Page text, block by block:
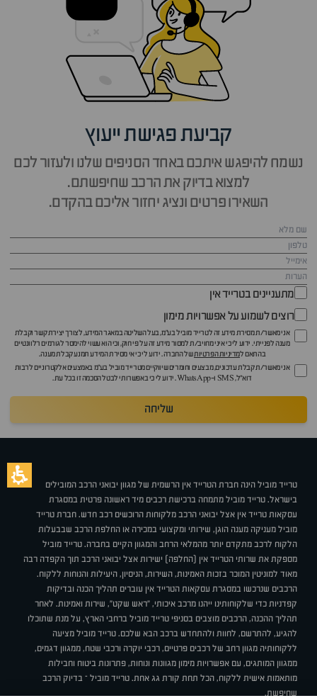
קביעת פגישת ייעוץ
נשמח להיפגש איתכם באחד הסניפים שלנו ולעזור לכם
למצוא בדיוק את הרכב שחיפשתם.
השאירו פרטים ונציג יחזור אליכם בהקדם.
מתעניינים בטרייד אין
רוצים לשמוע על אפשרויות מימון
אני מאשר/ת מסירת מידע זה לטרייד מוביל בע"מ, בעל השליטה במאגר המידע, לצורך יצירת קשר וקבלת
מענה לפנייתי. ידוע לי כי איני מחויב/ת למסור מידע זה על פי חוק, וכי הוא עשוי להימסר לגורמים רלוונטיים
בהתאם למדיניות הפרטיותשל החברה. ידוע לי כי אי מסירת המידע תמנע קבלת מענה.
אני מאשר/ת קבלת עדכונים, מבצעים וחומרים שיווקיים מטרייד מוביל בע"מ באמצעים אלקטרוניים לרבות
דוא״ל, SMS ו-WhatsApp. ידוע לי כי באפשרותי לבטל הסכמה זו בכל עת.
שליחה
טרייד מוביל הינה חברת הטרייד אין הרשמית של מגוון יבואני הרכב המובילים
בישראל. טרייד מוביל מתמחה ברכישת רכבים מיד ראשונה פרטית במסגרת
עסקאות טרייד אין אצל יבואני הרכב מלקוחות הרוכשים רכב חדש. חברת טרייד
מוביל מעניקה מענה הוגן, שירותי ומקצועי במכירה או החלפת הרכב שבבעלות
הלקוח לרכב מתקדם יותר מהמלאי הרחב והמגוון הקיים בחברה. טרייד מוביל
מספקת את שרותי הטרייד אין (החלפה) ישירות אצל יבואני הרכב תוך הקפדה רבה
מאוד למוניטין המוכר בזכות האמינות, השירות, הניסיון, היעילות והנוחות ללקוח.
הרכבים שנרכשו במסגרת עסקאות הטרייד אין עוברים תהליך הכנה ובדיקות
קפדניות כדי שלקוחותינו ייהנו מרכב איכותי, "ראש שקט", שירות ואמינות. לאחר
תהליך ההכנה, הרכבים מוצבים בסניפי טרייד מוביל ברחבי הארץ, על מנת שתוכלו
להגיע, להתרשם, לחוות ולהתחדש ברכב הבא שלכם. טרייד מוביל מציעה
ללקוחותיה מגוון רחב של רכבים פרטיים, רכבי יוקרה ורכבי שטח, ממגוון דגמים,
ממגוון המותגים, עם אפשרויות מימון מגוונות ונוחות, פתרונות ביטוח וחבילות
מותאמות אישית ללקוח, הכל תחת קורת גג אחת. טרייד מוביל – בדיוק הרכב
שחיפשת.